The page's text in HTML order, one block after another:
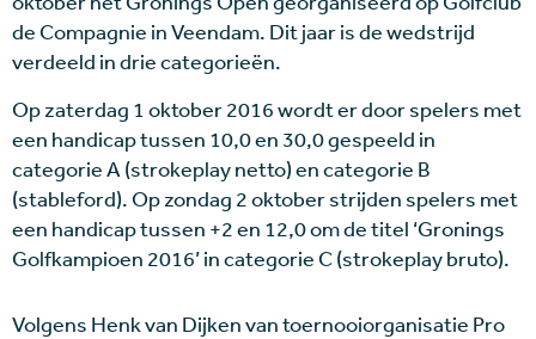
de Compagnie in Veendam. Dit jaar is de wedstrijd
verdeeld in drie categorieën.
Op zaterdag 1 oktober 2016 wordt er door spelers met
een handicap tussen 10,0 en 30,0 gespeeld in
categorie A (strokeplay netto) en categorie B
(stableford). Op zondag 2 oktober strijden spelers met
een handicap tussen +2 en 12,0 om de titel ‘Gronings
Golfkampioen 2016’ in categorie C (strokeplay bruto).
Volgens Henk van Dijken van toernooiorganisatie Pro